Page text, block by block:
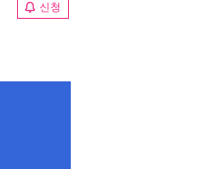
신청